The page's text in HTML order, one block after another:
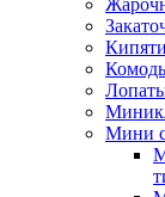
Мини